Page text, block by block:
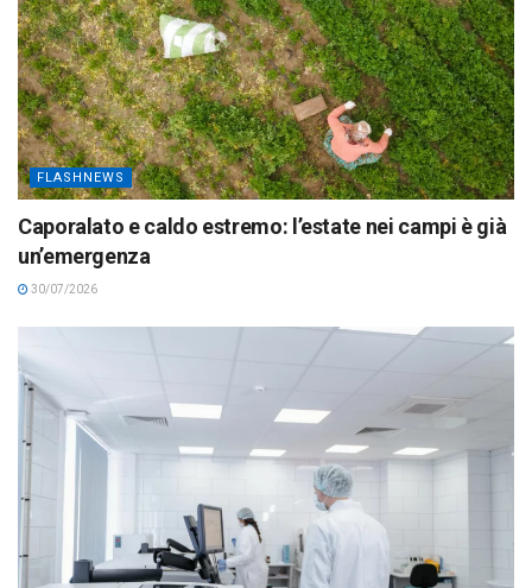
FLASHNEWS
Caporalato e caldo estremo: l’estate nei campi è già
un’emergenza
30/07/2026